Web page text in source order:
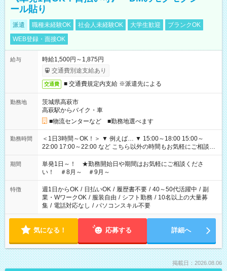
ール貼り
派遣 職種未経験OK 社会人未経験OK 大学生歓迎
ブランクOK
WEB登録・面接OK
給与
時給1,500円～1,875円
交通費別途支給あり
交通費 ■ 交通費規定内支給 ※派遣先による
勤務地
茨城県高萩市
高萩駅からバイク・車
■物流センターなど ■勤務地選べます
勤務時間
＜1日3時間～OK！＞ ▼ 例えば… ▼ 15:00～18:00 15:00～
22:00 17:00～22:00 など こちら以外の時間もお気軽にご相談く
ださい！
期間
単発1日～！ ★勤務開始日や期間はお気軽にご相談くださ
い！ ＃8月～ ＃9月～
特徴 週1日からOK / 日払いOK / 履歴書不要 / 40～50代活躍中 / 副
業・WワークOK / 服装自由 / シフト勤務 / 10名以上の大量募
集 / 電話対応なし / パソコンスキル不要
気になる！ 応募する 詳細へ
掲載日：2026.08.06